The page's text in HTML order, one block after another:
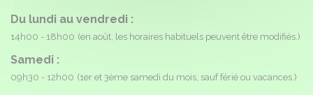
Du lundi au vendredi :
14h00 - 18h00 (en août, les horaires habituels peuvent être modifiés.)
Samedi :
09h30 - 12h00 (1er et 3ème samedi du mois, sauf férié ou vacances.)